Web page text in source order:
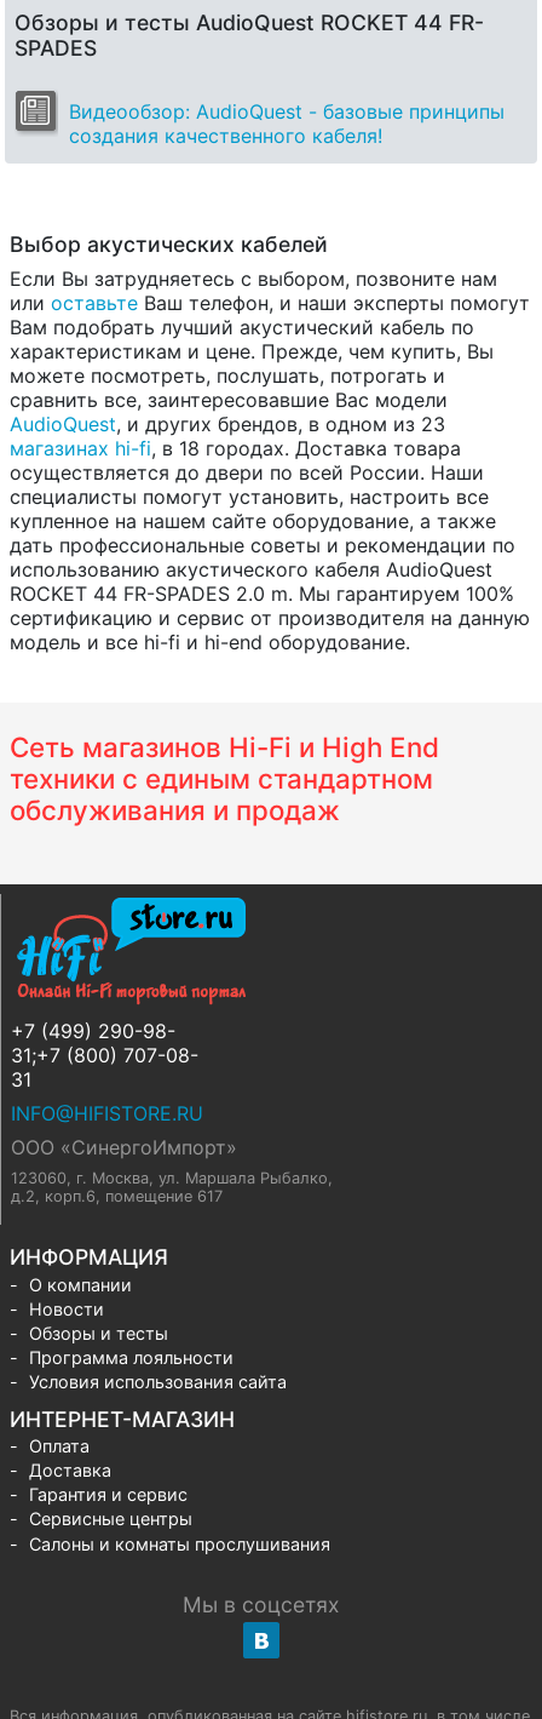
Обзоры и тесты AudioQuest ROCKET 44 FR-
SPADES
Видеообзор: AudioQuest - базовые принципы
создания качественного кабеля!
Выбор акустических кабелей
Если Вы затрудняетесь с выбором, позвоните нам
или оставьте Ваш телефон, и наши эксперты помогут
Вам подобрать лучший акустический кабель по
характеристикам и цене. Прежде, чем купить, Вы
можете посмотреть, послушать, потрогать и
сравнить все, заинтересовавшие Вас модели
AudioQuest, и других брендов, в одном из 23
магазинах hi-fi, в 18 городах. Доставка товара
осуществляется до двери по всей России. Наши
специалисты помогут установить, настроить все
купленное на нашем сайте оборудование, а также
дать профессиональные советы и рекомендации по
использованию акустического кабеля AudioQuest
ROCKET 44 FR-SPADES 2.0 m. Мы гарантируем 100%
сертификацию и сервис от производителя на данную
модель и все hi-fi и hi-end оборудование.
Сеть магазинов Hi-Fi и High End
техники с единым стандартном
обслуживания и продаж
+7 (499) 290-98-
31;+7 (800) 707-08-
31
INFO@HIFISTORE.RU
ООО «СинергоИмпорт»
123060, г. Москва, ул. Маршала Рыбалко,
д.2, корп.6, помещение 617
ИНФОРМАЦИЯ
О компании
Новости
Обзоры и тесты
Программа лояльности
Условия использования сайта
ИНТЕРНЕТ-МАГАЗИН
Оплата
Доставка
Гарантия и сервис
Сервисные центры
Салоны и комнаты прослушивания
Мы в соцсетях